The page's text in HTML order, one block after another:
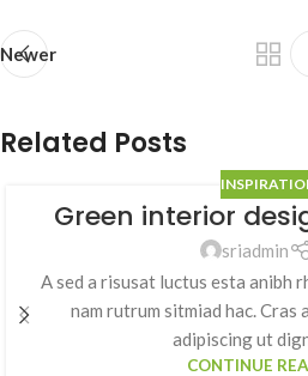
Newer
Related Posts
Green interior
sriadmin
A sed a risusat luctus esta anibh
nam rutrum sitmiad hac. Cras
adipiscing ut
CONTINUE